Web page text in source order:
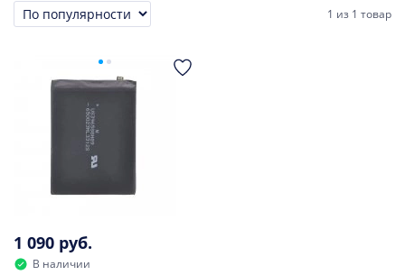
Сортировка 1 из 1 товар
1 090 руб.
В наличии